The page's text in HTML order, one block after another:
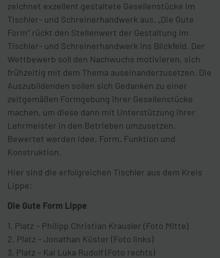
zeichnet exzel­lent gestal­tete Gesellen­stücke im
Tischler- und Schreiner­hand­werk aus. „Die Gute
Form“ rückt den Stellenwert der Gestaltung im
Tischler- und Schreinerhandwerk ins Blickfeld. Der
Wettbewerb soll den Nachwuchs motivieren, sich
frühzeitig mit dem Thema auseinanderzusetzen. Die
Auszubildenden sollen sich Gedanken zu einer
zeitgemäßen Formgebung ihrer Gesellenstücke
machen, um diese dann mit Unterstützung ihrer
Lehrmeister in den Betrieben umzusetzen.
Bewertet werden Idee, Form, Funktion und
Konstruktion.
Hier sind die erfolgreichen Tischler aus dem Kreis
Lippe:
Die Gute Form Lippe
1. Platz – Philipp Christian Krausler (Foto Mitte)
2. Platz – Jonathan Küster (Foto links)
3. Platz – Kai Luka Rudolf (Foto rechts)